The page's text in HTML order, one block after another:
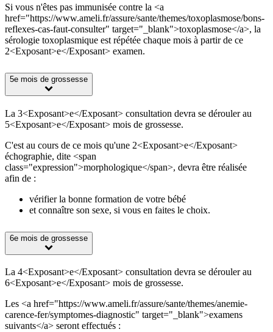
Si vous n'êtes pas immunisée contre la <a
href="https://www.ameli.fr/assure/sante/themes/toxoplasmose/bons-
reflexes-cas-faut-consulter" target="_blank">toxoplasmose</a>, la
sérologie toxoplasmique est répétée chaque mois à partir de ce
2<Exposant>e</Exposant> examen.
5e mois de grossesse
La 3<Exposant>e</Exposant> consultation devra se dérouler au
5<Exposant>e</Exposant> mois de grossesse.
C'est au cours de ce mois qu'une 2<Exposant>e</Exposant>
échographie, dite <span
class="expression">morphologique</span>, devra être réalisée
afin de :
vérifier la bonne formation de votre bébé
et connaître son sexe, si vous en faites le choix.
6e mois de grossesse
La 4<Exposant>e</Exposant> consultation devra se dérouler au
6<Exposant>e</Exposant> mois de grossesse.
Les <a href="https://www.ameli.fr/assure/sante/themes/anemie-
carence-fer/symptomes-diagnostic" target="_blank">examens
suivants</a> seront effectués :